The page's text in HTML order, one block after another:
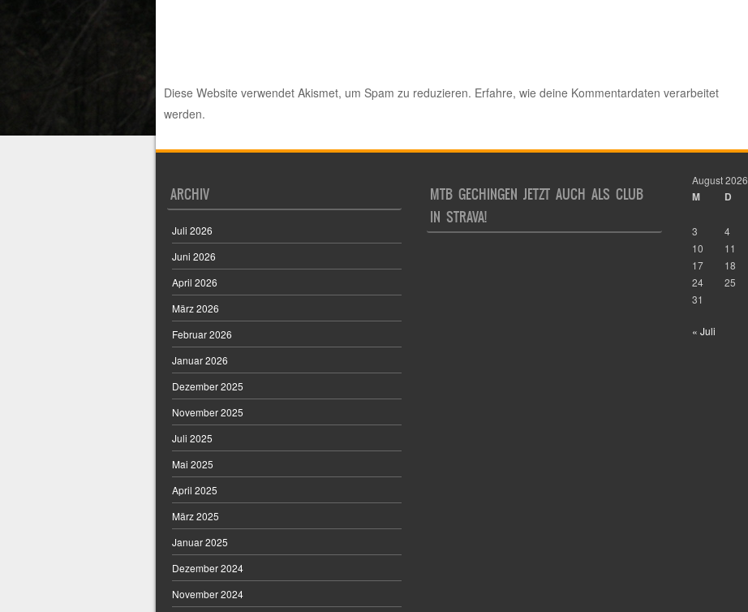
Diese Website verwendet Akismet, um Spam zu reduzieren. Erfahre, wie deine Kommentardaten verarbeitet
werden.
ARCHIV
Juli 2026
Juni 2026
April 2026
März 2026
Februar 2026
Januar 2026
Dezember 2025
November 2025
Juli 2025
Mai 2025
April 2025
März 2025
Januar 2025
Dezember 2024
November 2024
MTB GECHINGEN JETZT AUCH ALS CLUB
IN STRAVA!
August 2026
M D
3
4
10
11
17
18
24
25
31
« Juli